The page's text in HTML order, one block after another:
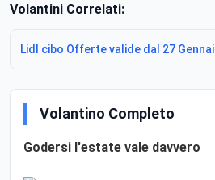
Volantini Correlati:
Lidl cibo Offerte valide dal 27
Volantino Completo
Godersi l'estate vale davvero